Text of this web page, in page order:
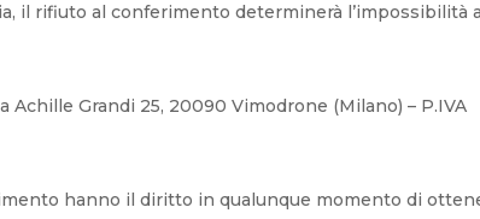
il rifiuto al conferimento determinerà l’impossibilità
Achille Grandi 25, 20090 Vimodrone (Milano) – P.IVA
hanno il diritto in qualunque momento di